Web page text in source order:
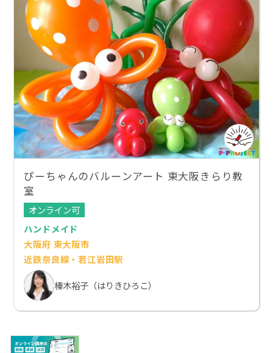
ぴーちゃんのバルーンアート 東大阪きらり教
室
オンライン可
ハンドメイド
大阪府 東大阪市
近鉄奈良線・若江岩田駅
榛木裕子（はりきひろこ）